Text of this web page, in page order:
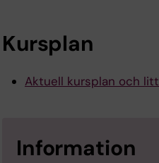
Kursplan
Aktuell kursplan och
Information